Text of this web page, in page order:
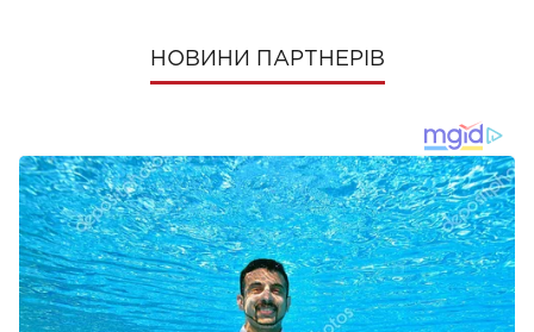
НОВИНИ ПАРТНЕРІВ